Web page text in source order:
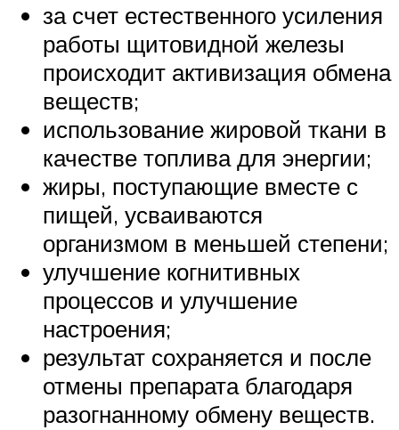
за счет естественного усиления
работы щитовидной железы
происходит активизация обмена
веществ;
использование жировой ткани в
качестве топлива для энергии;
жиры, поступающие вместе с
пищей, усваиваются
организмом в меньшей степени;
улучшение когнитивных
процессов и улучшение
настроения;
результат сохраняется и после
отмены препарата благодаря
разогнанному обмену веществ.